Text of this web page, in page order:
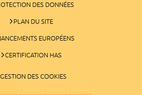
DES DONNÉES
PLAN DU SITE
EUROPÉENS
CERTIFICATION HAS
GESTION DES COOKIES